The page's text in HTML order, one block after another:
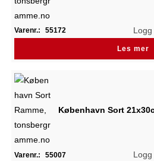
Varenr.: 55172
Les mer
København Sort
Varenr.: 55007